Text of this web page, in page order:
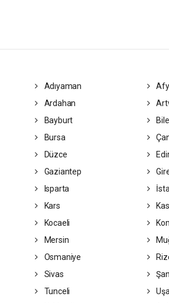
Adıyaman
Ardahan
Bayburt
Bursa
Düzce
Gaziantep
Isparta
Kars
Kocaeli
Mersin
Osmaniye
Sivas
Tunceli